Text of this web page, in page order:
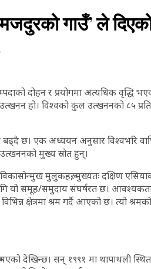
गाउँ’ ले
दोहन र प्रयोगमा अत्यधिक वृद्धि
हो। विश्वको कुल उत्खननको ८५
बढ्दै छ। एक अध्ययन अनुसार विश्वभरि
मुख्य स्रोत हुन्।
मुलुकहरू, मुख्यतः दक्षिण
यो समूह/समुदाय संघर्षरत छ।
क्षेत्रमा श्रम गर्दै आएको छ। त्यो श्रमको
देखिन्छ। सन् १९९१ मा थापाथली